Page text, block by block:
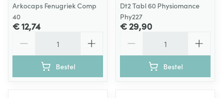
Arkocaps Fenugriek Comp
40
€ 12,74
Bestel
Dt2 Tabl 60 Physiomance
Phy227
€ 29,90
Bestel